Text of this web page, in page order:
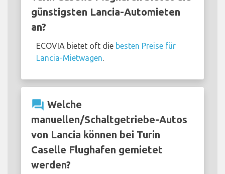
günstigsten Lancia-Automieten
an?
ECOVIA bietet oft die besten Preise für
Lancia-Mietwagen
question_answer Welche
manuellen/Schaltgetriebe-Autos
von Lancia können bei Turin
Caselle Flughafen gemietet
werden?